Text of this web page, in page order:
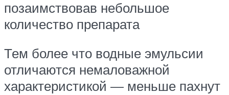
позаимствовав небольшое
количество препарата
Тем более что водные эмульсии
отличаются немаловажной
характеристикой — меньше пахнут